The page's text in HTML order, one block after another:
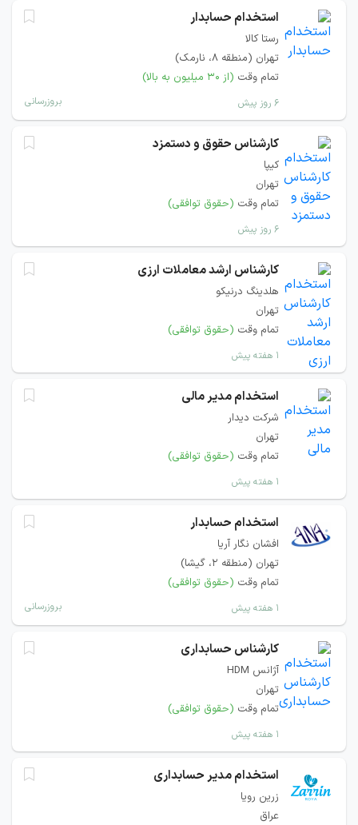
استخدام حسابدار
رستا کالا
تهران (منطقه ۸، نارمک)
تمام وقت (از ۳۰ میلیون به بالا)
۶ روز پیش بروزرسانی
کارشناس حقوق و دستمزد
کیپا
تهران
تمام وقت (حقوق توافقی)
۶ روز پیش
کارشناس ارشد معاملات ارزی
هلدینگ درنیکو
تهران
تمام وقت (حقوق توافقی)
۱ هفته پیش
استخدام مدیر مالی
شرکت دیدار
تهران
تمام وقت (حقوق توافقی)
۱ هفته پیش
استخدام حسابدار
افشان نگار آريا
تهران (منطقه ۲، گیشا)
تمام وقت (حقوق توافقی)
۱ هفته پیش بروزرسانی
کارشناس حسابداری
آژانس HDM
تهران
تمام وقت (حقوق توافقی)
۱ هفته پیش
استخدام مدیر حسابداری
زرین رویا
عراق